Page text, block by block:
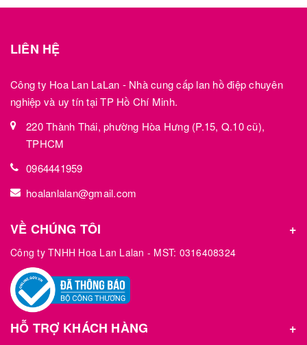
LIÊN HỆ
Công ty Hoa Lan LaLan - Nhà cung cấp lan hồ điệp chuyên
nghiệp và uy tín tại TP Hồ Chí Minh.
220 Thành Thái, phường Hòa Hưng (P.15, Q.10 cũ),
TPHCM
0964441959
hoalanlalan@gmail.com
VỀ CHÚNG TÔI
Công ty TNHH Hoa Lan Lalan - MST: 0316408324
HỖ TRỢ KHÁCH HÀNG